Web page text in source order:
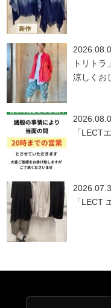
トリト
涼しく
「LECT
「LECT